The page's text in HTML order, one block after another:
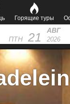
Горящие туры
ПТН 21 АВГ
2026